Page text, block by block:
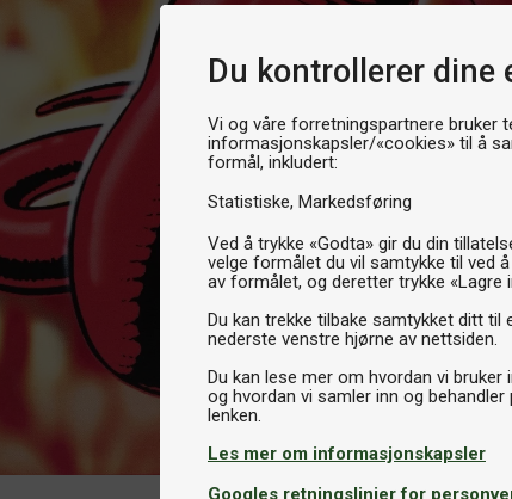
Du kontrollerer dine
Vi og våre forretningspartnere bruker
informasjonskapsler/«cookies» til å
formål, inkludert:
Statistiske Markedsføring
Ved å trykke «Godta» gir du din
velge formålet du vil samtykke til ved
av formålet, og deretter trykke «Lagre
Du kan trekke tilbake samtykket ditt til
nederste venstre hjørne av nettsiden.
Du kan lese mer om hvordan vi
og hvordan vi samler inn og
Les mer om informasjonskapsler
Googles retningslinjer for